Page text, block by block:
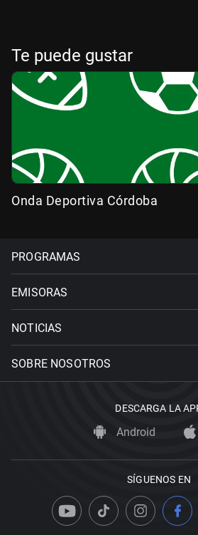
Te puede gustar
Onda Deportiva Córdoba
PROGRAMAS
EMISORAS
NOTICIAS
SOBRE NOSOTROS
DESCARGA LA
Android
SÍGUENOS EN